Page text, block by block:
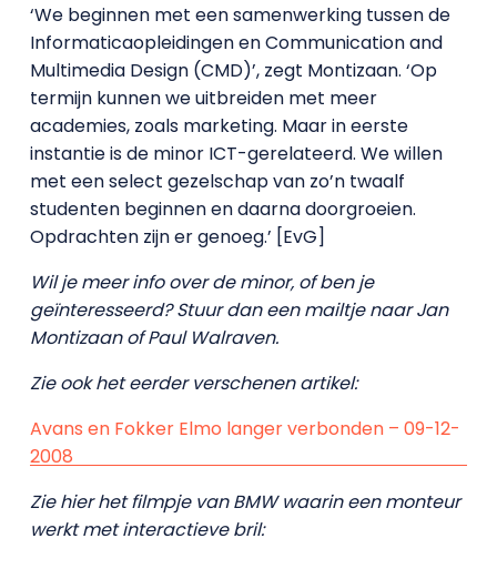
‘We beginnen met een samenwerking tussen de
Informaticaopleidingen en Communication and
Multimedia Design (CMD)’, zegt Montizaan. ‘Op
termijn kunnen we uitbreiden met meer
academies, zoals marketing. Maar in eerste
instantie is de minor ICT-gerelateerd. We willen
met een select gezelschap van zo’n twaalf
studenten beginnen en daarna doorgroeien.
Opdrachten zijn er genoeg.’ [EvG]
Wil je meer info over de minor, of ben je
geïnteresseerd? Stuur dan een mailtje naar Jan
Montizaan of Paul Walraven.
Zie ook het eerder verschenen artikel:
Avans en Fokker Elmo langer verbonden – 09-12-
2008
Zie hier het filmpje van BMW waarin een monteur
werkt met interactieve bril: